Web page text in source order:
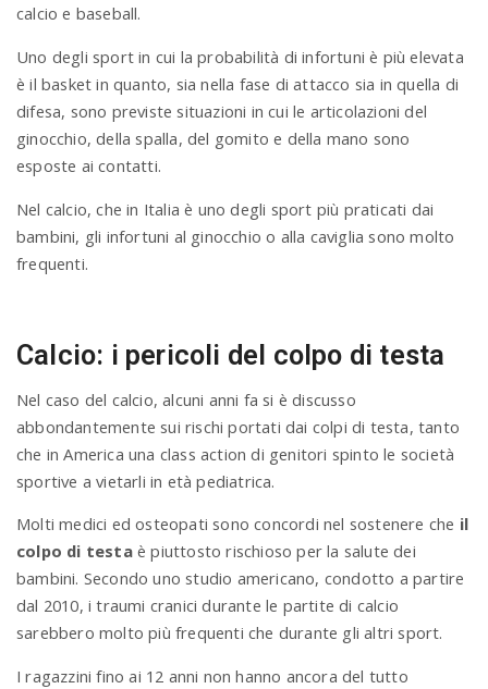
calcio e baseball.
Uno degli sport in cui la probabilità di infortuni è più elevata
è il basket in quanto, sia nella fase di attacco sia in quella di
difesa, sono previste situazioni in cui le articolazioni del
ginocchio, della spalla, del gomito e della mano sono
esposte ai contatti.
Nel calcio, che in Italia è uno degli sport più praticati dai
bambini, gli infortuni al ginocchio o alla caviglia sono molto
frequenti.
Calcio: i pericoli del colpo di testa
Nel caso del calcio, alcuni anni fa si è discusso
abbondantemente sui rischi portati dai colpi di testa, tanto
che in America una class action di genitori spinto le società
sportive a vietarli in età pediatrica.
Molti medici ed osteopati sono concordi nel sostenere che il
colpo di testaè piuttosto rischioso per la salute dei
bambini. Secondo uno studio americano, condotto a partire
dal 2010, i traumi cranici durante le partite di calcio
sarebbero molto più frequenti che durante gli altri sport.
I ragazzini fino ai 12 anni non hanno ancora del tutto